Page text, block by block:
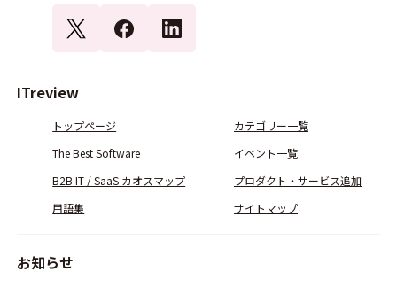
ITreview
トップページ
カテゴリー一覧
The Best Software
イベント一覧
B2B IT / SaaS カオスマップ
プロダクト・サービス追加
用語集
サイトマップ
お知らせ